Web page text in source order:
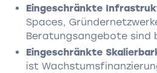
Eingeschränkte
Spaces,
Beratungsangebote sind
Eingeschränkte
ist